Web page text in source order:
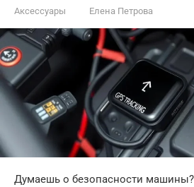
Аксессуары Елена Петрова
Думаешь о безопасности